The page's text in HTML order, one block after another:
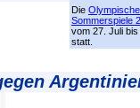
Die
Sommerspiele
vom 27. Juli
statt.